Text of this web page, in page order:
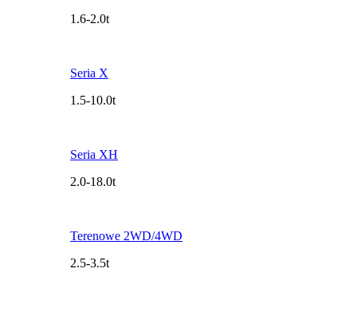
1.6-2.0t
Seria X
1.5-10.0t
Seria XH
2.0-18.0t
Terenowe 2WD/4WD
2.5-3.5t